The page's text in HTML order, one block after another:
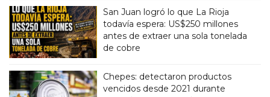
San Juan logró lo que La Rioja
todavía espera: US$250 millones
antes de extraer una sola tonelada
de cobre
Chepes: detectaron productos
vencidos desde 2021 durante